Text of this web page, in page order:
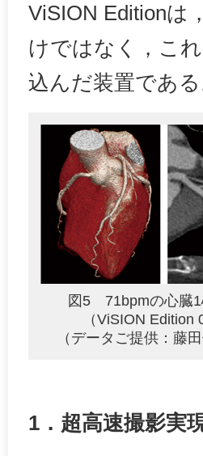
ViSION Editionは
けではなく，こ
込んだ装置である
図5 71bpmの心臓1
（ViSION Edition
（データご提供：藤
1．超高速撮影実